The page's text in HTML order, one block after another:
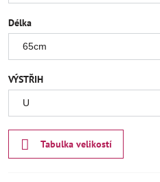
Délka
VÝSTŘIH
Tabulka velikostí